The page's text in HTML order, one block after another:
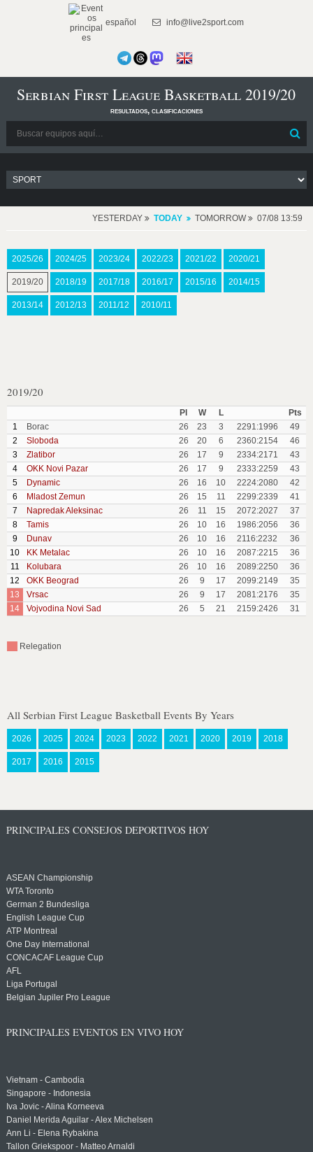
español info@live2sport.com
Serbian First League Basketball 2019/20
resultados, clasificaciones
YESTERDAY TODAY TOMORROW 07/08 13:59
2025/26 2024/25 2023/24 2022/23 2021/22 2020/21
2019/20 2018/19 2017/18 2016/17 2015/16 2014/15
2013/14 2012/13 2011/12 2010/11
2019/20
Pl W L
Pts
1
Borac 26 23 3 2291:1996
49
2
Sloboda 26 20 6 2360:2154
46
3
Zlatibor 26 17 9 2334:2171
43
4
OKK Novi Pazar 26 17 9 2333:2259
43
5
Dynamic 26 16 10 2224:2080
42
6
Mladost Zemun 26 15 11 2299:2339
41
7
Napredak Aleksinac 26 11 15 2072:2027
37
8
Tamis 26 10 16 1986:2056
36
9
Dunav 26 10 16 2116:2232
36
10
KK Metalac 26 10 16 2087:2215
36
11
Kolubara 26 10 16 2089:2250
36
12
OKK Beograd 26 9 17 2099:2149
35
13
Vrsac 26 9 17 2081:2176
35
14
Vojvodina Novi Sad 26 5 21 2159:2426 31
Relegation
All Serbian First League Basketball Events By Years
2026 2025 2024 2023 2022 2021 2020 2019 2018
2017 2016 2015
PRINCIPALES CONSEJOS DEPORTIVOS HOY
ASEAN Championship
WTA Toronto
German 2 Bundesliga
English League Cup
ATP Montreal
One Day International
CONCACAF League Cup
AFL
Liga Portugal
Belgian Jupiler Pro League
PRINCIPALES EVENTOS EN VIVO HOY
Vietnam - Cambodia
Singapore - Indonesia
Iva Jovic - Alina Korneeva
Daniel Merida Aguilar - Alex Michelsen
Ann Li - Elena Rybakina
Tallon Griekspoor - Matteo Arnaldi